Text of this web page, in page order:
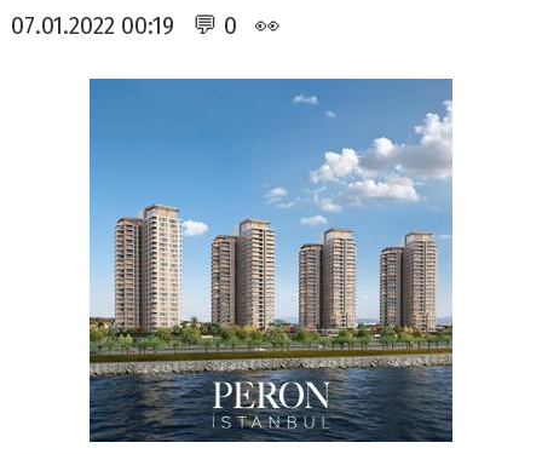
07.01.2022 00:19 💬 0 👀